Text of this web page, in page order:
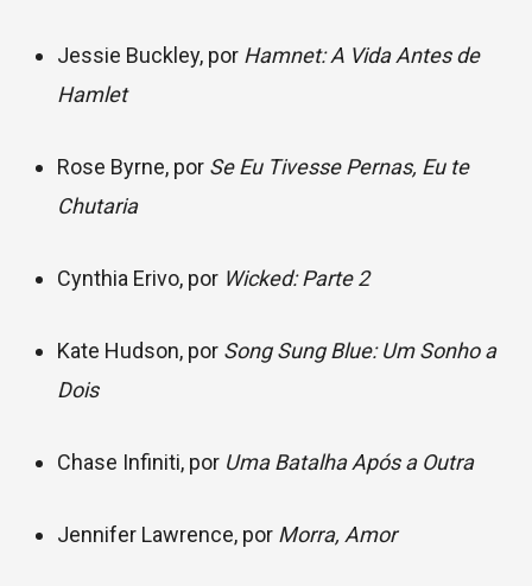
Jessie Buckley, por Hamnet: A Vida Antes de
Hamlet
Rose Byrne, por Se Eu Tivesse Pernas, Eu te
Chutaria
Cynthia Erivo, por Wicked: Parte 2
Kate Hudson, por Song Sung Blue: Um Sonho a
Dois
Chase Infiniti, por Uma Batalha Após a Outra
Jennifer Lawrence, por Morra, Amor